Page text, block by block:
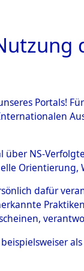
Portals!
über NS-
dafür
beispielsweiser